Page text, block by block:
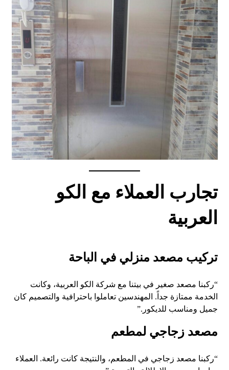
تجارب العملاء مع الكو
العربية
تركيب مصعد منزلي في الباحة
“ركبنا مصعد صغير في بيتنا مع شركة الكو العربية، وكانت
الخدمة ممتازة جداً. المهندسين تعاملوا باحترافية والتصميم كان
جميل ومناسب للديكور.”
مصعد زجاجي لمطعم
“ركبنا مصعد زجاجي في المطعم، والنتيجة كانت رائعة. العملاء